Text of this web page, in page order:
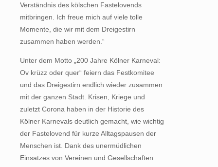
Verständnis des kölschen Fastelovends
mitbringen. Ich freue mich auf viele tolle
Momente, die wir mit dem Dreigestirn
zusammen haben werden.“
Unter dem Motto „200 Jahre Kölner Karneval:
Ov krüzz oder quer“ feiern das Festkomitee
und das Dreigestirn endlich wieder zusammen
mit der ganzen Stadt. Krisen, Kriege und
zuletzt Corona haben in der Historie des
Kölner Karnevals deutlich gemacht, wie wichtig
der Fastelovend für kurze Alltagspausen der
Menschen ist. Dank des unermüdlichen
Einsatzes von Vereinen und Gesellschaften